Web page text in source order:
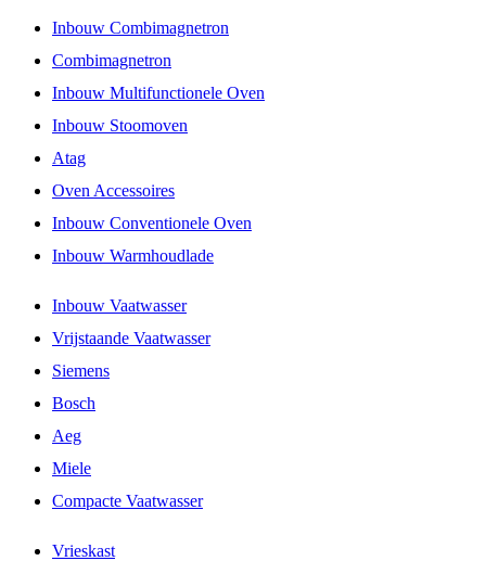
Inbouw Combimagnetron
Combimagnetron
Inbouw Multifunctionele Oven
Inbouw Stoomoven
Atag
Oven Accessoires
Inbouw Conventionele Oven
Inbouw Warmhoudlade
Inbouw Vaatwasser
Vrijstaande Vaatwasser
Siemens
Bosch
Aeg
Miele
Compacte Vaatwasser
Vrieskast